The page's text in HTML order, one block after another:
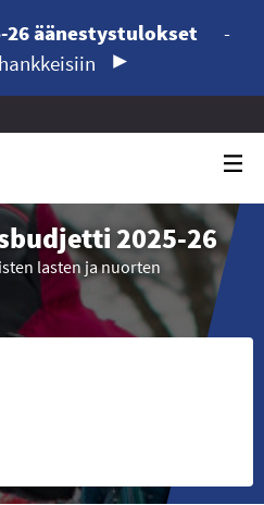
26 äänestystulokset
-
2025-26
lasten ja nuorten